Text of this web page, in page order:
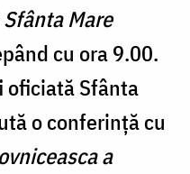
Sfânta Mare
cu ora 9.00.
Sfânta
o conferință cu
a